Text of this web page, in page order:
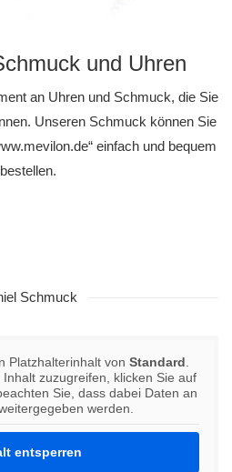
und Uhren
an Uhren und Schmuck, die Sie
Unseren Schmuck können Sie
einfach und bequem
bestellen.
Schmuck
Platzhalterinhalt von Standard
zuzugreifen, klicken Sie auf
Sie, dass dabei Daten an
werden.
entsperren